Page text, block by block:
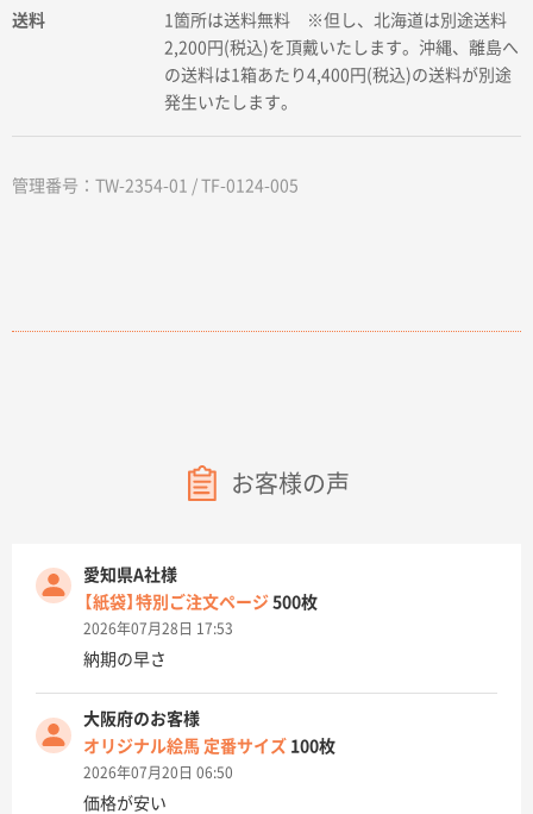
送料
1箇所は送料無料 ※但し、北海道は別途送料
2,200円(税込)を頂戴いたします。沖縄、離島へ
の送料は1箱あたり4,400円(税込)の送料が別途
発生いたします。
管理番号：TW-2354-01 / TF-0124-005
お客様の声
愛知県A社様
【紙袋】特別ご注文ページ 500枚
2026年07月28日 17:53
納期の早さ
大阪府のお客様
オリジナル絵馬 定番サイズ 100枚
2026年07月20日 06:50
価格が安い